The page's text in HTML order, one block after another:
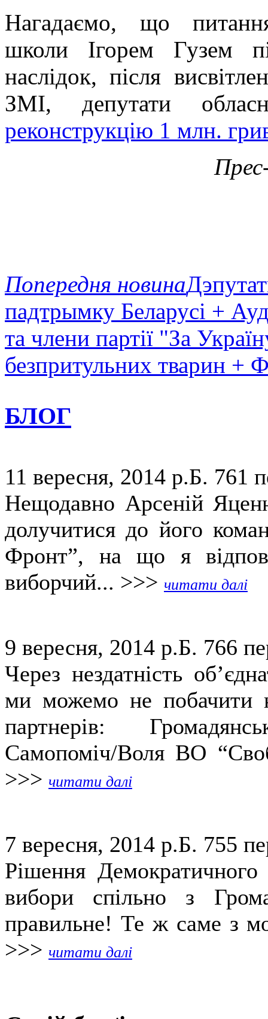
Нагадаємо, що
школи Ігорем Гузем
наслідок, після
ЗМІ, депутати
реконструкцію 1 млн.
Попередня новина
падтрымку Беларусі +
та члени партії "За
безпритульних тварин +
БЛОГ
11 вересня, 2014 р.Б. 761
Нещодавно Арсеній
долучитися до його
Фронт”, на що я
виборчий... >>> читати далі
9 вересня, 2014 р.Б. 766
Через нездатність
ми можемо не побачити
партнерів:
Самопоміч/Воля ВО
>>> читати далі
7 вересня, 2014 р.Б. 755
Рішення
вибори спільно з
правильне! Те ж саме з
>>> читати далі